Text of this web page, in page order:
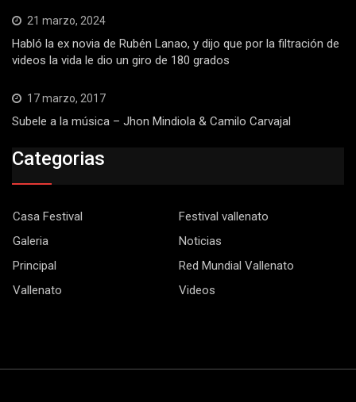
21 marzo, 2024
Habló la ex novia de Rubén Lanao, y dijo que por la filtración de
videos la vida le dio un giro de 180 grados
17 marzo, 2017
Subele a la música – Jhon Mindiola & Camilo Carvajal
Categorias
Casa Festival
Festival vallenato
Galeria
Noticias
Principal
Red Mundial Vallenato
Vallenato
Videos